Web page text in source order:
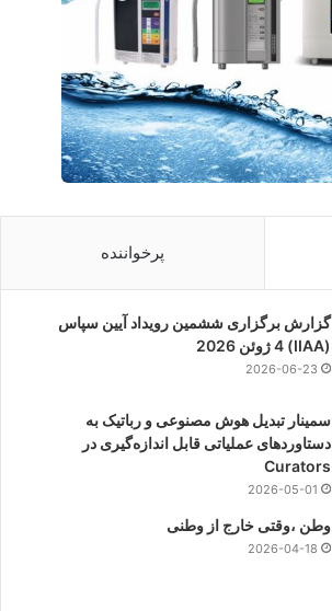
پرخواننده
گزارش برگزاری ششمین رویداد آیین سپاس
(IIAA) 4 ژوئن 2026
2026-06-23
سمینار تبدیل هوش مصنوعی و رباتیک به
دستاوردهای عملیاتی قابل اندازه‌گیری در
Curators
2026-05-01
وطن ،وقتی خارج از وطنی
2026-04-18